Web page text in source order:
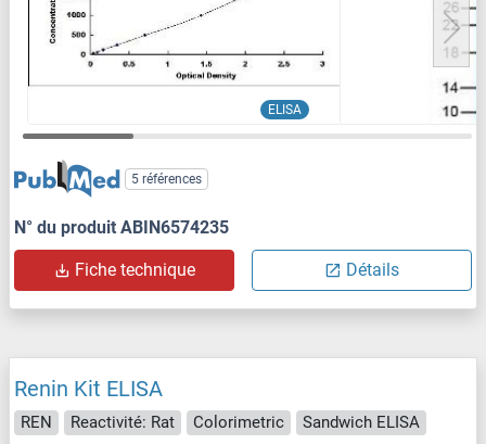
ELISA
5 références
N° du produit ABIN6574235
Fiche technique Détails
Renin Kit ELISA
REN Reactivité: Rat Colorimetric
Sandwich ELISA